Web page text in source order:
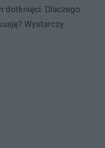
dotknięci. Dlaczego
Wystarczy